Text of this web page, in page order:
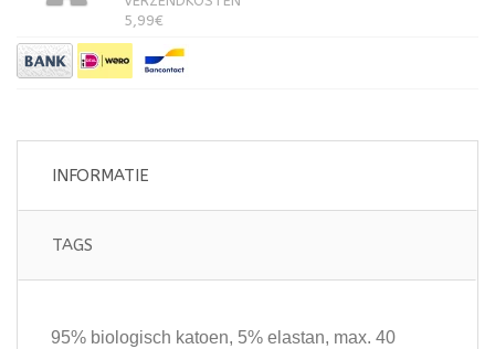
5,99€
INFORMATIE
TAGS
95% biologisch katoen, 5% elastan, max. 40